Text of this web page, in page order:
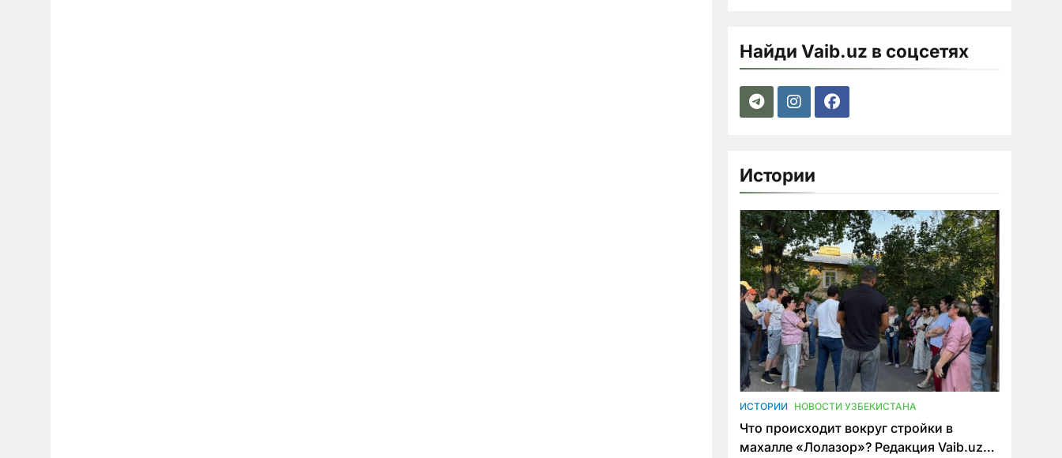
Найди Vaib.uz в соцсетях
Истории
ИСТОРИИ НОВОСТИ УЗБЕКИСТАНА
Что происходит вокруг стройки в
махалле «Лолазор»? Редакция Vaib.uz